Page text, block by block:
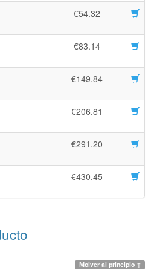
€54.32
€83.14
€149.84
€206.81
€291.20
€430.45
Мolver al principio ↑